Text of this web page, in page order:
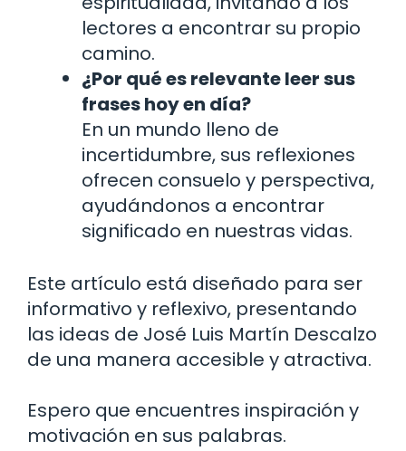
lectores a encontrar su propio
camino.
¿Por qué es relevante leer sus
frases hoy en día?
En un mundo lleno de
incertidumbre, sus reflexiones
ofrecen consuelo y perspectiva,
ayudándonos a encontrar
significado en nuestras vidas.
Este artículo está diseñado para ser
informativo y reflexivo, presentando
las ideas de José Luis Martín Descalzo
de una manera accesible y atractiva.
Espero que encuentres inspiración y
motivación en sus palabras.